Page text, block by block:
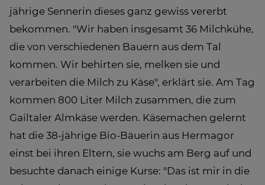
jährige Sennerin dieses ganz gewiss vererbt
bekommen. "Wir haben insgesamt 36 Milchkühe,
die von verschiedenen Bauern aus dem Tal
kommen. Wir behirten sie, melken sie und
verarbeiten die Milch zu Käse", erklärt sie. Am Tag
kommen 800 Liter Milch zusammen, die zum
Gailtaler Almkäse werden. Käsemachen gelernt
hat die 38-jährige Bio-Bäuerin aus Hermagor
einst bei ihren Eltern, sie wuchs am Berg auf und
besuchte danach einige Kurse: "Das ist mir in die